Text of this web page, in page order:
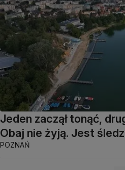
Jeden zaczął tonąć,
Obaj nie żyją. Jest
POZNAŃ